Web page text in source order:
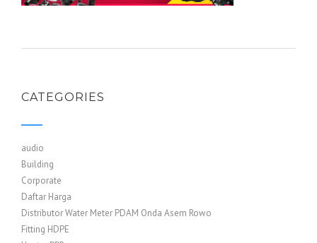
CATEGORIES
audio
Building
Corporate
Daftar Harga
Distributor Water Meter PDAM Onda Asem Rowo
Fitting HDPE